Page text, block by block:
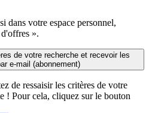
dans votre espace personnel,
».
de votre recherche et recevoir les
e-mail (abonnement)
de ressaisir les critères de votre
! Pour cela, cliquez sur le bouton